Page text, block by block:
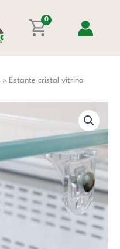
0
» Estante cristal vitrina